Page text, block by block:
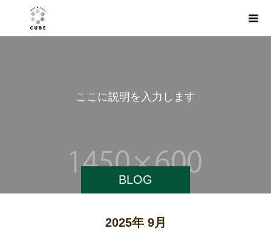
BLOG
ここに説明を入力し ます。
2025年 9月